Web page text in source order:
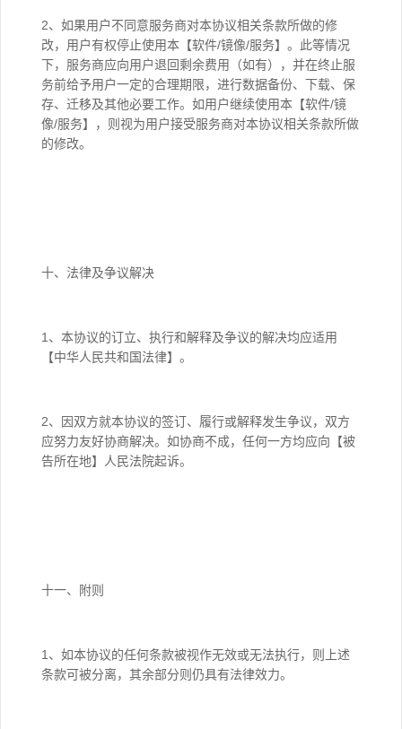
2、如果用户不同意服务商对本协议相关条款所做的修
改，用户有权停止使用本【软件/镜像/服务】。此等情况
下，服务商应向用户退回剩余费用（如有），并在终止服
务前给予用户一定的合理期限，进行数据备份、下载、保
存、迁移及其他必要工作。如用户继续使用本【软件/镜
像/服务】，则视为用户接受服务商对本协议相关条款所做
的修改。
十、法律及争议解决
1、本协议的订立、执行和解释及争议的解决均应适用
【中华人民共和国法律】。
2、因双方就本协议的签订、履行或解释发生争议，双方
应努力友好协商解决。如协商不成，任何一方均应向【被
告所在地】人民法院起诉。
十一、附则
1、如本协议的任何条款被视作无效或无法执行，则上述
条款可被分离，其余部分则仍具有法律效力。